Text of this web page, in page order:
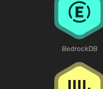
BedrockDB